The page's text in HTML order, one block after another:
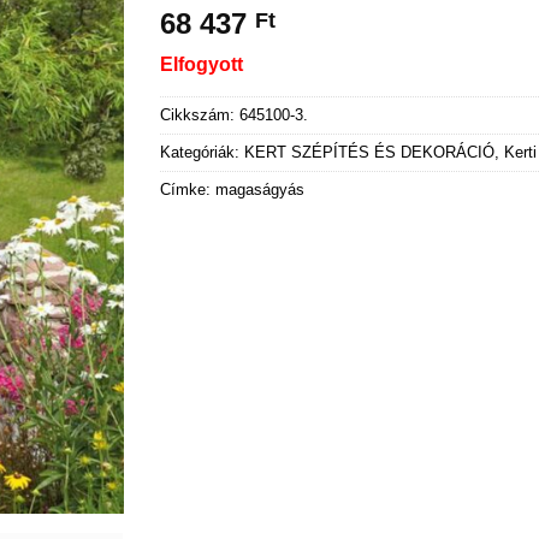
68 437 Ft
Elfogyott
Cikkszám:645100-3.
Kategóriák: KERT SZÉPÍTÉS ÉS DEKORÁCIÓ,
Címke:magaságyás